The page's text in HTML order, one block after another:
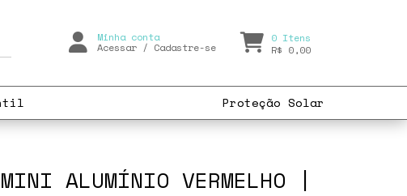
Minha conta
Acessar/ Cadastre-se
0 Itens
R$ 0,00
Proteção Solar
MINI ALUMÍNIO VERMELHO |